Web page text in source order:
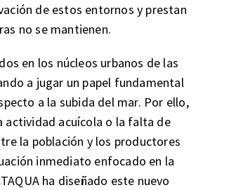
de estos entornos y prestan
no se mantienen.
en los núcleos urbanos de las
a jugar un papel fundamental
a la subida del mar. Por ello,
actividad acuícola o la falta de
la población y los productores
inmediato enfocado en la
ha diseñado este nuevo